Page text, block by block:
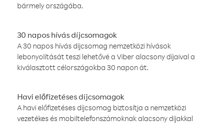
bármely országába.
30 napos hívás díjcsomagok
A 30 napos hívás díjcsomag nemzetközi hívások
lebonyolítását teszi lehetővé a Viber alacsony díjaival a
kiválasztott célországokba 30 napon át.
Havi előfizetéses díjcsomagok
A havi előfizetéses díjcsomag biztosítja a nemzetközi
vezetékes és mobiltelefonszámoknak alacsony díjakkal